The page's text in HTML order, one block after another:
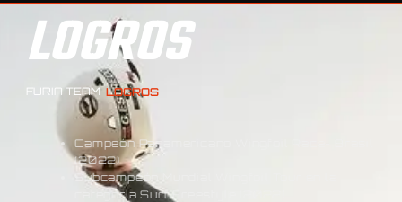
LOGROS
FURIA TEAM LOGROS
Campeón Panamericano Wingfoil Race- Brasil
(2022)
Subcampeón Mundial Wingfoil Tour en la
categoría Surf Freestyle (2022)